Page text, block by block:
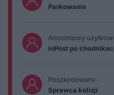
Parkowanie
Anonimowy
InPost po
Poszkodowany
Sprawca kolizji